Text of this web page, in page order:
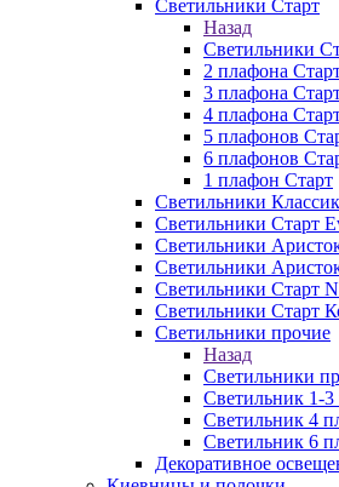
Светильники Старт
Назад
Светильники
2 плафона
3 плафона
4 плафона
5 плафонов
6 плафонов
1 плафон Старт
Светильники
Светильники Старт
Светильники
Светильники
Светильники Старт
Светильники Старт
Светильники прочие
Назад
Светильники
Светильник 1-3
Светильник 4
Светильник 6
Декоративное